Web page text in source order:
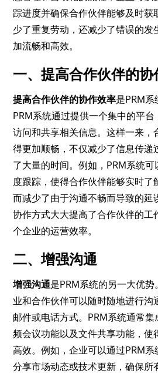
踪进度并确保合作伙伴能够及时获
少了重复劳动，还减少了错误的发
加流畅和高效。
一、提高合作伙伴的协
提高合作伙伴的协作效率是PRM系
PRM系统通过提供一个集中的平
访问和共享相关信息。这样一来，
得更加顺畅，不仅减少了信息传递
了大量的时间。例如，PRM系统
度跟踪，使得合作伙伴能够实时了
而减少了由于沟通不畅而导致的延
协作方式大大提高了合作伙伴的工
个企业的运营效率。
二、增强沟通
增强沟通是PRM系统的另一大优
业和合作伙伴可以随时随地进行沟
邮件或电话方式。PRM系统通常
频会议功能以及文件共享功能，使
高效。例如，企业可以通过PRM系
分享市场动态或技术更新，确保所